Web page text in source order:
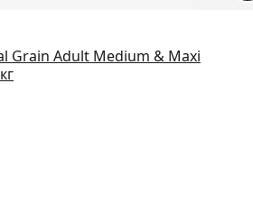
Grain Adult Medium & Maxi